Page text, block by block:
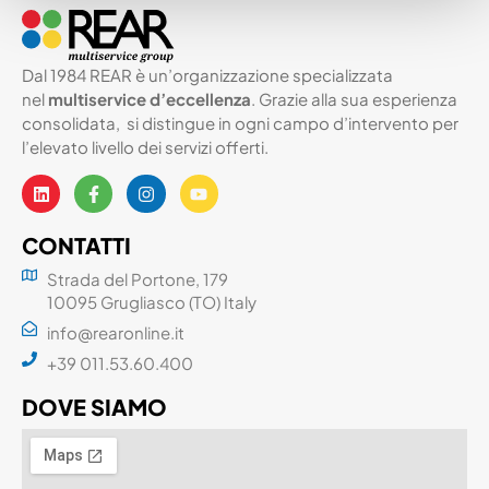
Dal 1984 REAR è un’organizzazione specializzata
nel multiservice d’eccellenza . Grazie alla sua esperienza
consolidata, si distingue in ogni campo d’intervento per
l’elevato livello dei servizi offerti.
CONTATTI
Strada del Portone, 179
10095 Grugliasco (TO) Italy
info@rearonline.it
+39 011.53.60.400
DOVE SIAMO